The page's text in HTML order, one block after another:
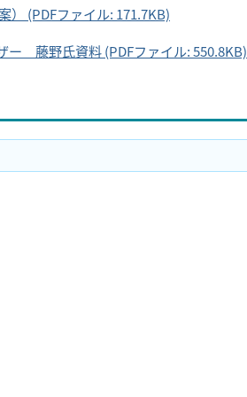
(PDFファイル: 171.7KB)
藤野氏資料 (PDFファイル: 550.8KB)